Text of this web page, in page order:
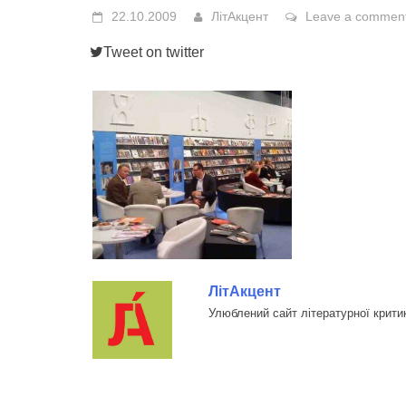
22.10.2009 ЛітАкцент Leave a
Tweet on twitter
ЛітАкцент
Улюблений сайт літературної